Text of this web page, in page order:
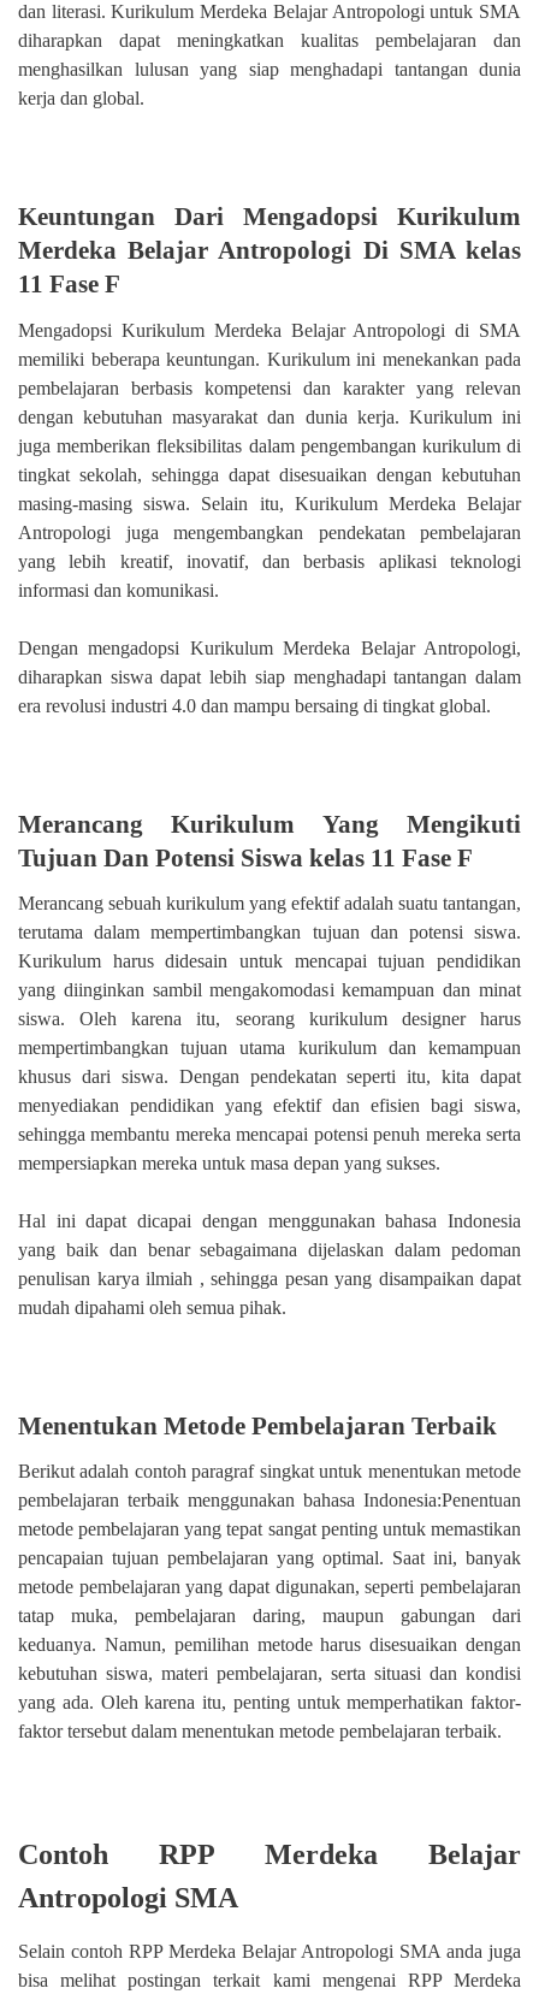
dan literasi. Kurikulum Merdeka Belajar Antropologi untuk SMA
diharapkan dapat meningkatkan kualitas pembelajaran dan
menghasilkan lulusan yang siap menghadapi tantangan dunia
kerja dan global.
Keuntungan Dari Mengadopsi Kurikulum
Merdeka Belajar Antropologi Di SMA kelas
11 Fase F
Mengadopsi Kurikulum Merdeka Belajar Antropologi di SMA
memiliki beberapa keuntungan. Kurikulum ini menekankan pada
pembelajaran berbasis kompetensi dan karakter yang relevan
dengan kebutuhan masyarakat dan dunia kerja. Kurikulum ini
juga memberikan fleksibilitas dalam pengembangan kurikulum di
tingkat sekolah, sehingga dapat disesuaikan dengan kebutuhan
masing-masing siswa. Selain itu, Kurikulum Merdeka Belajar
Antropologi juga mengembangkan pendekatan pembelajaran
yang lebih kreatif, inovatif, dan berbasis aplikasi teknologi
informasi dan komunikasi.
Dengan mengadopsi Kurikulum Merdeka Belajar Antropologi,
diharapkan siswa dapat lebih siap menghadapi tantangan dalam
era revolusi industri 4.0 dan mampu bersaing di tingkat global.
Merancang Kurikulum Yang Mengikuti
Tujuan Dan Potensi Siswa kelas 11 Fase F
Merancang sebuah kurikulum yang efektif adalah suatu tantangan,
terutama dalam mempertimbangkan tujuan dan potensi siswa.
Kurikulum harus didesain untuk mencapai tujuan pendidikan
yang diinginkan sambil mengakomodasi kemampuan dan minat
siswa. Oleh karena itu, seorang kurikulum designer harus
mempertimbangkan tujuan utama kurikulum dan kemampuan
khusus dari siswa. Dengan pendekatan seperti itu, kita dapat
menyediakan pendidikan yang efektif dan efisien bagi siswa,
sehingga membantu mereka mencapai potensi penuh mereka serta
mempersiapkan mereka untuk masa depan yang sukses.
Hal ini dapat dicapai dengan menggunakan bahasa Indonesia
yang baik dan benar sebagaimana dijelaskan dalam pedoman
penulisan karya ilmiah , sehingga pesan yang disampaikan dapat
mudah dipahami oleh semua pihak.
Menentukan Metode Pembelajaran Terbaik
Berikut adalah contoh paragraf singkat untuk menentukan metode
pembelajaran terbaik menggunakan bahasa Indonesia:Penentuan
metode pembelajaran yang tepat sangat penting untuk memastikan
pencapaian tujuan pembelajaran yang optimal. Saat ini, banyak
metode pembelajaran yang dapat digunakan, seperti pembelajaran
tatap muka, pembelajaran daring, maupun gabungan dari
keduanya. Namun, pemilihan metode harus disesuaikan dengan
kebutuhan siswa, materi pembelajaran, serta situasi dan kondisi
yang ada. Oleh karena itu, penting untuk memperhatikan faktor-
faktor tersebut dalam menentukan metode pembelajaran terbaik.
Contoh RPP Merdeka Belajar
Antropologi SMA
Selain contoh RPP Merdeka Belajar Antropologi SMA anda juga
bisa melihat postingan terkait kami mengenai RPP Merdeka